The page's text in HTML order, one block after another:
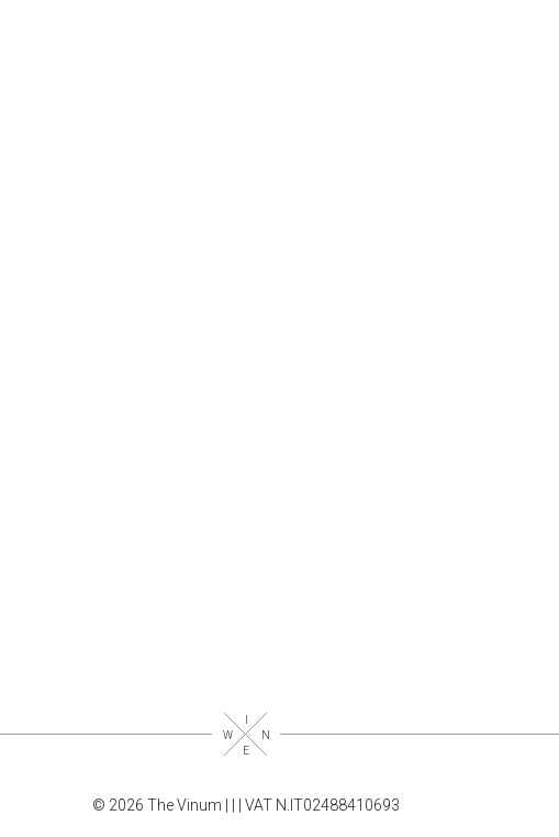
© 2026 The Vinum | | VAT N.IT02488410693